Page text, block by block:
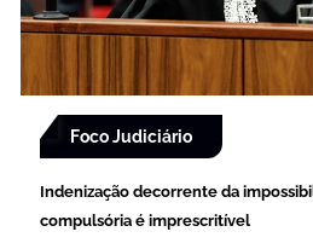
Foco Judiciário
Indenização decorrente da
compulsória é imprescritível